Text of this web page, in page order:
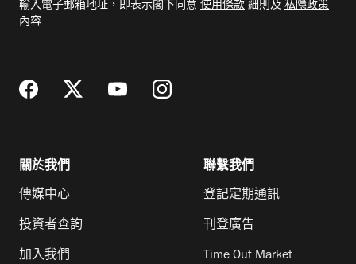
郵
輸入電子郵箱地址，即表示閣下同意 使用條款 細則及 私隱政策
內容
關於我們
傳媒中心
投資者查詢
加入我們
聯繫我們
登記定期通訊
刊登廣告
Time Out Market